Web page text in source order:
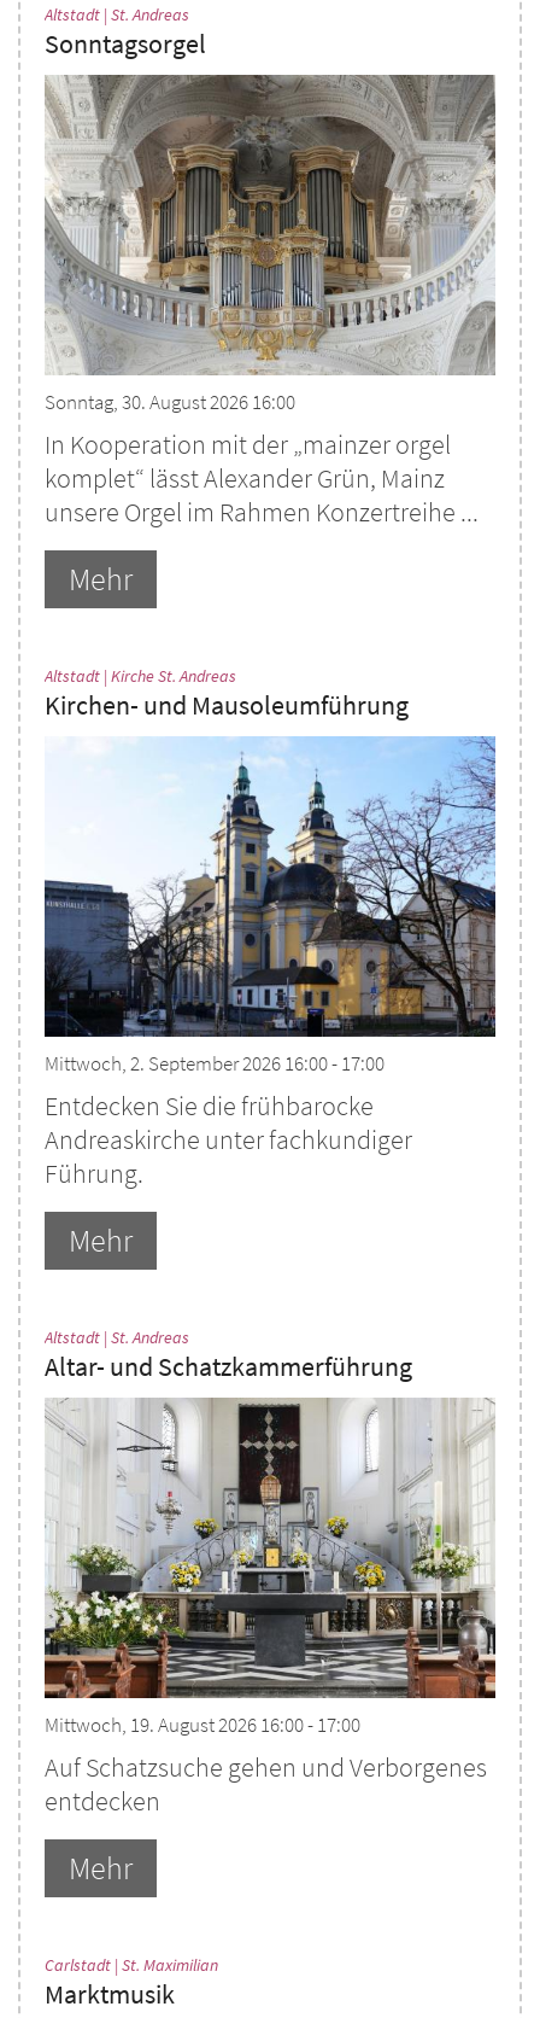
Altstadt | St. Andreas
Sonntagsorgel
Sonntag, 30. August 2026 16:00
In Kooperation mit der „mainzer orgel
komplet“ lässt Alexander Grün, Mainz
unsere Orgel im Rahmen Konzertreihe ...
Mehr
Altstadt | Kirche St. Andreas
Kirchen- und Mausoleumführung
Mittwoch, 2. September 2026 16:00 - 17:00
Entdecken Sie die frühbarocke
Andreaskirche unter fachkundiger
Führung.
Mehr
Altstadt | St. Andreas
Altar- und Schatzkammerführung
Mittwoch, 19. August 2026 16:00 - 17:00
Auf Schatzsuche gehen und Verborgenes
entdecken
Mehr
Carlstadt | St. Maximilian:
Marktmusik